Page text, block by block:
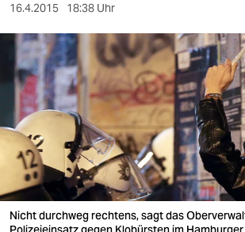
sport
berlin
nord
wahrheit
verlag
verlag
veranstaltungen
16.4.2015 18:38 Uhr
Nicht durchweg rechtens, sagt das